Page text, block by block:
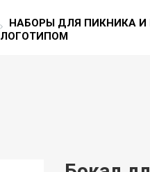
НАБОРЫ ДЛЯ ПИКНИКА И
ЛОГОТИПОМ